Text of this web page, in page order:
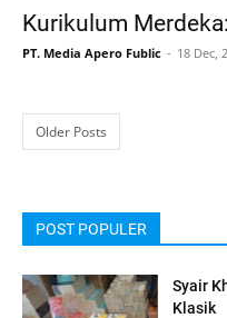
Kurikulum
PT. Media Apero Fublic 18 Dec,
Older Posts
POST POPULER
Syair
Klasik